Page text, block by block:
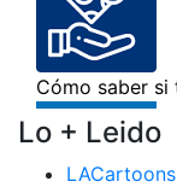
Lo + Leido